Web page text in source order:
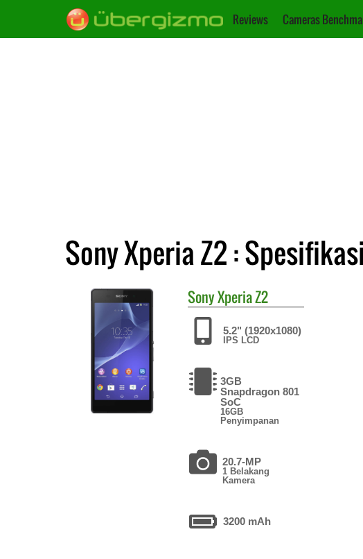
Reviews Cameras
Sony Xperia Z2 : Spesifikasi
SonyXperia Z2
5.2" (1920x1080)
IPS LCD
3GB
Snapdragon 801
SoC
16GB
Penyimpanan
20.7-MP
1 Belakang
Kamera
3200 mAh